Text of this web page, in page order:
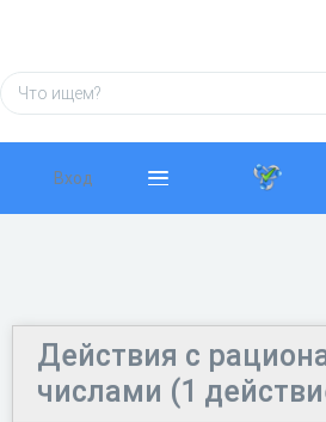
Вход
Действия с
числами (1